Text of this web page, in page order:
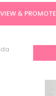
& PROMOTE